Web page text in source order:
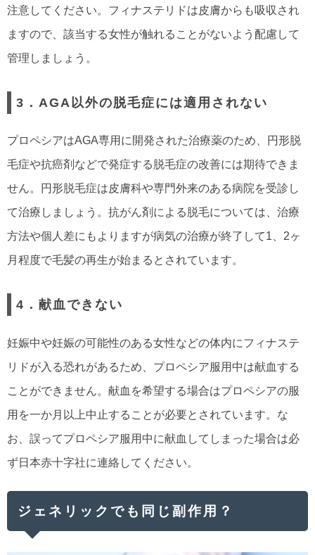
注意してください。フィナステリドは皮膚からも吸収され
ますので、該当する女性が触れることがないよう配慮して
管理しましょう。
3．AGA以外の脱毛症には適用されない
プロペシアはAGA専用に開発された治療薬のため、円形脱
毛症や抗癌剤などで発症する脱毛症の改善には期待できま
せん。円形脱毛症は皮膚科や専門外来のある病院を受診し
て治療しましょう。抗がん剤による脱毛については、治療
方法や個人差にもよりますが病気の治療が終了して1、2ヶ
月程度で毛髪の再生が始まるとされています。
4．献血できない
妊娠中や妊娠の可能性のある女性などの体内にフィナステ
リドが入る恐れがあるため、プロペシア服用中は献血する
ことができません。献血を希望する場合はプロペシアの服
用を一か月以上中止することが必要とされています。な
お、誤ってプロペシア服用中に献血してしまった場合は必
ず日本赤十字社に連絡してください。
ジェネリックでも同じ副作用？